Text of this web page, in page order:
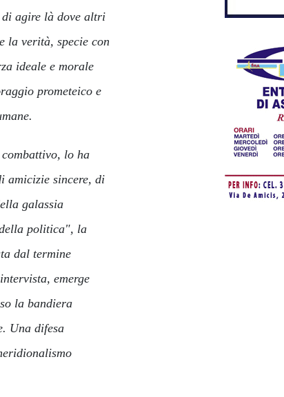
di agire là dove altri
la verità, specie con
ideale e morale
prometeico e
lo ha
amicizie sincere, di
galassia
politica", la
dal termine
emerge
la bandiera
Una difesa